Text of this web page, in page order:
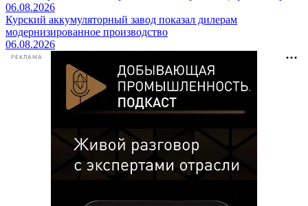
06.08.2026
Курский аккумуляторный завод показал дилерам
модернизированное производство
06.08.2026
РЕКЛАМА